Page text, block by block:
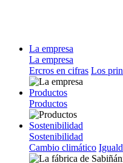
La empresa
La empresa
Ercros en cifras Los
Productos
Productos
Sostenibilidad
Sostenibilidad
Cambio climático